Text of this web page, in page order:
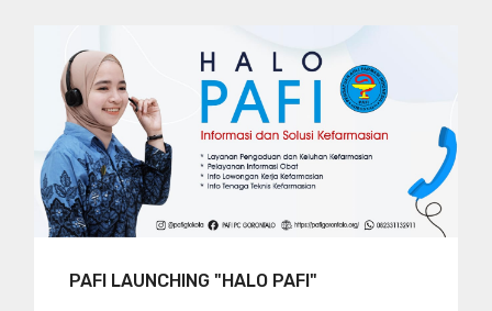
PAFI LAUNCHING "HALO PAFI"